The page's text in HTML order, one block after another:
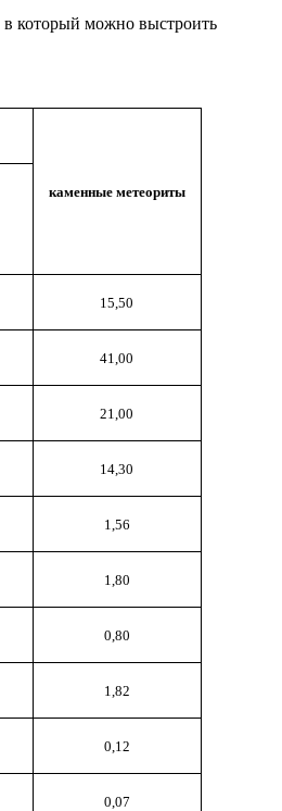
который можно выстроить
каменные метеориты
15,50
41,00
21,00
14,30
1,56
1,80
0,80
1,82
0,12
0,07